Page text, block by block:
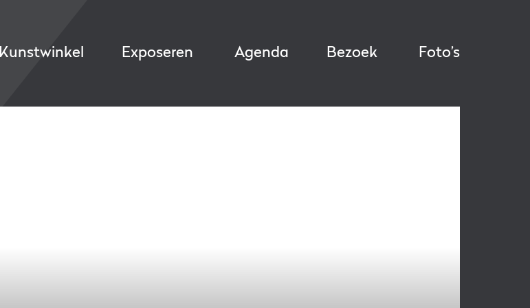
Kunstwinkel Exposeren Agenda Bezoek Foto’s